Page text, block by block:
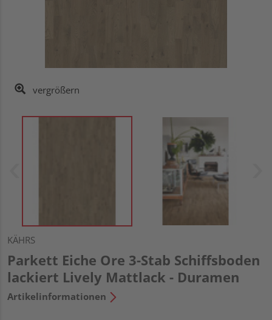
vergrößern
KÄHRS
Parkett Eiche Ore 3-Stab Schiffsboden
lackiert Lively Mattlack - Duramen
Artikelinformationen